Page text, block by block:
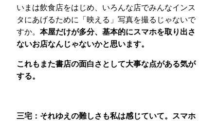
いまは飲食店をはじめ、いろんな店でみんなインス
タにあげるために「映える」写真を撮るじゃないで
すか。 本屋だけが多分、基本的にスマホを取り出さ
ないお店なんじゃないかと思います。
これもまた書店の面白さとして大事な点がある気が
する。
三宅： それゆえの難しさも私は感じていて。スマホ